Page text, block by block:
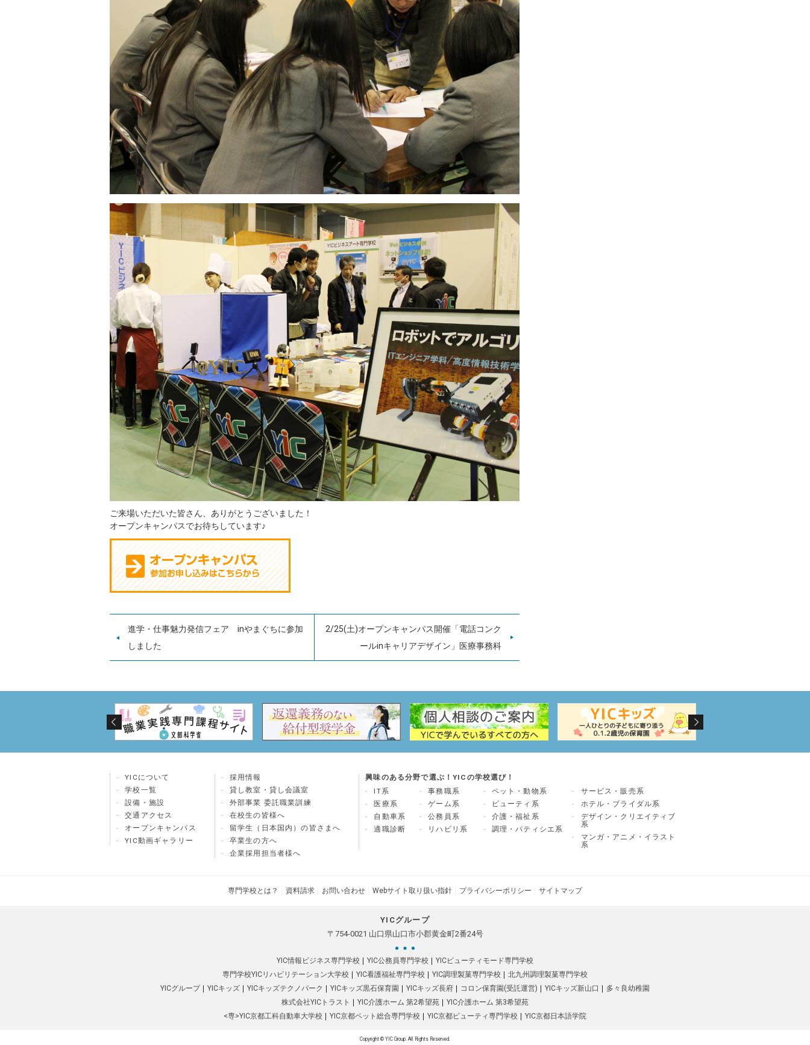
ご来場いただいた皆さん、ありがとうございました！
オープンキャンパスでお待ちしています♪
進学・仕事魅力発信フェア inやまぐちに参加
しました
2/25(土)オープンキャンパス開催「電話コンク
ールinキャリアデザイン」医療事務科
YICについて
学校一覧
設備・施設
交通アクセス
オープンキャンパス
YIC動画ギャラリー
採用情報
貸し教室・貸し会議室
外部事業 委託職業訓練
在校生の皆様へ
留学生（日本国内）の皆さまへ
卒業生の方へ
企業採用担当者様へ
興味のある分野で選ぶ！YICの学校選び！
IT系
医療系
自動車系
適職診断
事務職系
ゲーム系
公務員系
リハビリ系
ペット・動物系
ビューティ系
介護・福祉系
調理・パティシエ系
サービス・販売系
ホテル・ブライダル系
デザイン・クリエイティブ
系
マンガ・アニメ・イラスト
系
専門学校とは？ 資料請求 お問い合わせ Webサイト取り扱い指針 プライバシーポリシー サイトマップ
YICグループ
〒754-0021 山口県山口市小郡黄金町2番24号
YIC情報ビジネス専門学校 YIC公務員専門学校
YICビューティモード専門学校
専門学校YICリハビリテーション大学校
YIC看護福祉専門学校 YIC調理製菓専門学校
北九州調理製菓専門学校
YICグループ
YICキッズ YICキッズテクノパーク YICキッズ黒石保育園 YICキッズ長府 コロン保育園(受託運営) YICキッズ新山口
多々良幼稚園
株式会社YICトラスト
YIC介護ホーム 第2希望苑
YIC介護ホーム 第3希望苑
<専>YIC京都工科自動車大学校
YIC京都ペット総合専門学校 YIC京都ビューティ専門学校 YIC京都日本語学院
Copyright © YIC Group. All Rights Reserved.